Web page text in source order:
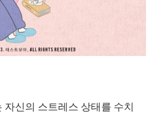
자신의 스트레스 상태를 수치